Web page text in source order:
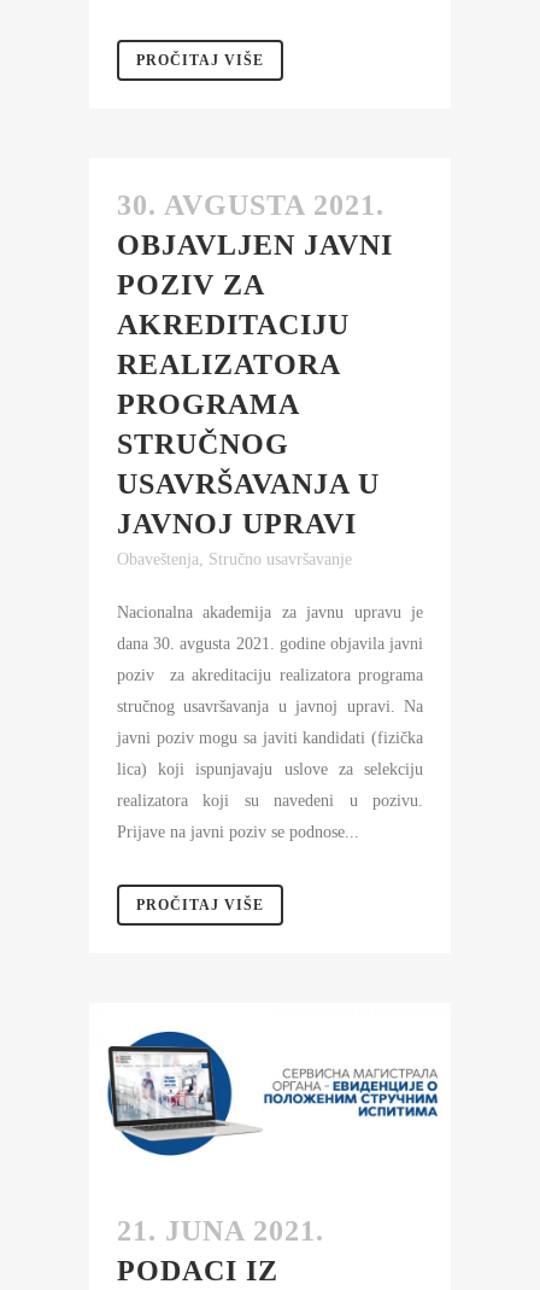
PROČITAJ VIŠE
30. AVGUSTA 2021.
OBJAVLJEN JAVNI
POZIV ZA
AKREDITACIJU
REALIZATORA
PROGRAMA
STRUČNOG
USAVRŠAVANJA U
JAVNOJ UPRAVI
Obaveštenja Stručno usavršavanje
Nacionalna akademija za javnu upravu je
dana 30. avgusta 2021. godine objavila javni
poziv za akreditaciju realizatora programa
stručnog usavršavanja u javnoj upravi. Na
javni poziv mogu sa javiti kandidati (fizička
lica) koji ispunjavaju uslove za selekciju
realizatora koji su navedeni u pozivu.
Prijave na javni poziv se podnose...
PROČITAJ VIŠE
21. JUNA 2021.
PODACI IZ